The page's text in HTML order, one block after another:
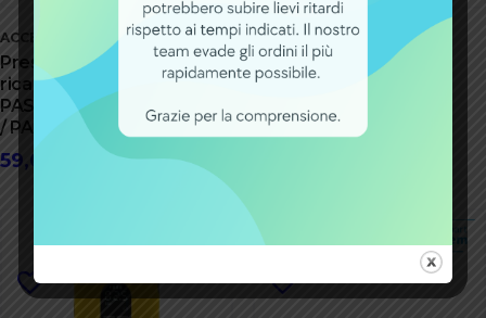
ACCESSORI
Presa di ricarica di
ricambio per Yamaha
PASB5 / PASC5 / PASB2
/ PASC2 (HR30)
59,00
ACCESSORI
Set di viti PowerMore
250 (BBP362Y)
EB1210005K
3,50€